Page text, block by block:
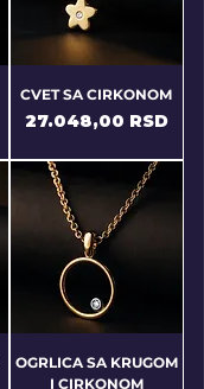
CVET SA CIRKONOM
Price
27.048,00 RSD
OGRLICA SA KRUGOM
I CIRKONOM